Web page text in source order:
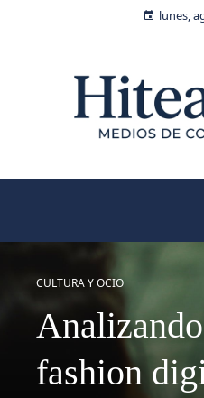
lunes,
CULTURA Y OCIO
fashion